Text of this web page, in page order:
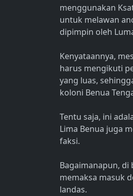
menggunakan
untuk melawan
dipimpin oleh
Kenyataannya,
harus mengikuti
yang luas,
koloni Benua
Tentu saja, ini
Lima Benua juga
faksi.
Bagaimanapun, di
memaksa masuk
landas.